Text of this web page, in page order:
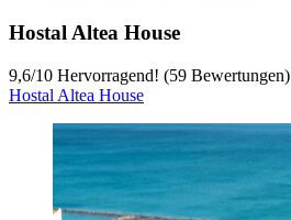
Hostal Altea House
9,6/10 Hervorragend! (59 Bewertungen)
Hostal Altea House